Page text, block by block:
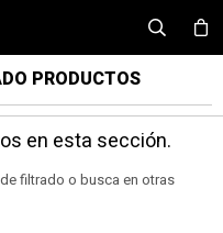
PRODUCTOS
en esta sección.
filtrado o busca en otras